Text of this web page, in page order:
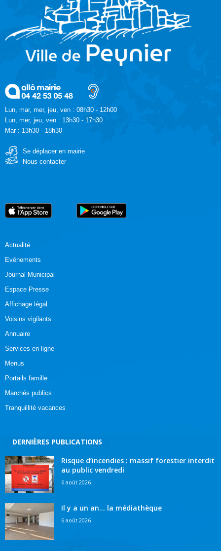
Lun, mar, mer, jeu, ven : 08h30 - 12h00
Lun, mer, jeu, ven : 13h30 - 17h30
Mar : 13h30 - 18h30
Se déplacer en mairie
Nous contacter
Actualité
Evénements
Journal Municipal
Espace Presse
Affichage légal
Voisins vigilants
Annuaire
Services en ligne
Menus
Portails famille
Marchés publics
Tranquillité vacances
DERNIÈRES PUBLICATIONS
Risque d’incendies : massif forestier interdit
au public vendredi
6 août 2026
Il y a un an… la médiathèque
6 août 2026